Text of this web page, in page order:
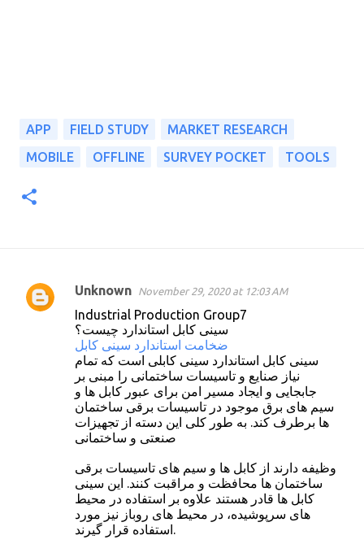
APP FIELD STUDY
MARKET RESEARCH
MOBILE
OFFLINE SURVEY POCKET TOOLS
C
Unknown November 29, 2020 at 12:03 AM
Industrial Production Group7
سینی کابل استاندارد چیست؟
ضخامت استاندارد سینی کابل
سینی کابل استاندارد سینی کابلی است که تمام
نیاز صنایع و تاسیسات ساختمانی را مبنی بر
جابجایی و ایجاد مسیر امن برای عبور کابل ها و
سیم های برق موجود در تاسیسات برقی ساختمان
ها برطرف کند. به طور کلی این دسته از تجهیزات
صنعتی و ساختمانی
وظیفه دارند از کابل ها و سیم های تاسیسات برقی
ساختمان ها محافظت و مراقبت کنند. این سینی
کابل ها قادر هستند علاوه بر استفاده در محیط
های سرپوشیده، در محیط های روباز نیز مورد
استفاده قرار گیرند.